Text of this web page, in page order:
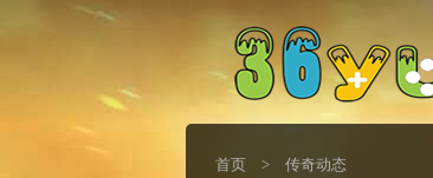
首页 > 传奇动态